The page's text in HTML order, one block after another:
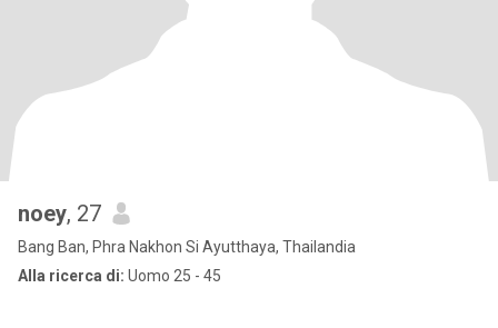
noey, 27
Bang Ban, Phra Nakhon Si Ayutthaya, Thailandia
Alla ricerca di: Uomo 25 - 45